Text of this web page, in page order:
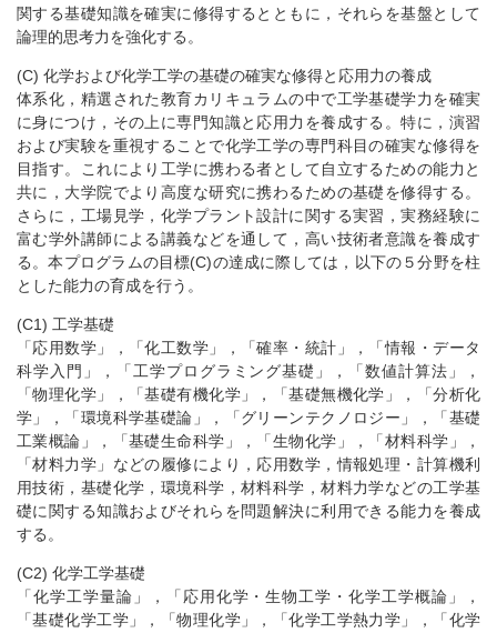
関する基礎知識を確実に修得するとともに，それらを基盤として
論理的思考力を強化する。
(C) 化学および化学工学の基礎の確実な修得と応用力の養成
体系化，精選された教育カリキュラムの中で工学基礎学力を確実
に身につけ，その上に専門知識と応用力を養成する。特に，演習
および実験を重視することで化学工学の専門科目の確実な修得を
目指す。これにより工学に携わる者として自立するための能力と
共に，大学院でより高度な研究に携わるための基礎を修得する。
さらに，工場見学，化学プラント設計に関する実習，実務経験に
富む学外講師による講義などを通して，高い技術者意識を養成す
る。本プログラムの目標(C)の達成に際しては，以下の５分野を柱
とした能力の育成を行う。
(C1) 工学基礎
「応用数学」，「化工数学」，「確率・統計」，「情報・データ
科学入門」，「工学プログラミング基礎」，「数値計算法」，
「物理化学」，「基礎有機化学」，「基礎無機化学」，「分析化
学」，「環境科学基礎論」，「グリーンテクノロジー」，「基礎
工業概論」，「基礎生命科学」，「生物化学」，「材料科学」，
「材料力学」などの履修により，応用数学，情報処理・計算機利
用技術，基礎化学，環境科学，材料科学，材料力学などの工学基
礎に関する知識およびそれらを問題解決に利用できる能力を養成
する。
(C2) 化学工学基礎
「化学工学量論」，「応用化学・生物工学・化学工学概論」，
「基礎化学工学」，「物理化学」，「化学工学熱力学」，「化学